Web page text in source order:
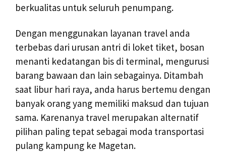
berkualitas untuk seluruh penumpang.
Dengan menggunakan layanan travel anda
terbebas dari urusan antri di loket tiket, bosan
menanti kedatangan bis di terminal, mengurusi
barang bawaan dan lain sebagainya. Ditambah
saat libur hari raya, anda harus bertemu dengan
banyak orang yang memiliki maksud dan tujuan
sama. Karenanya travel merupakan alternatif
pilihan paling tepat sebagai moda transportasi
pulang kampung ke Magetan.